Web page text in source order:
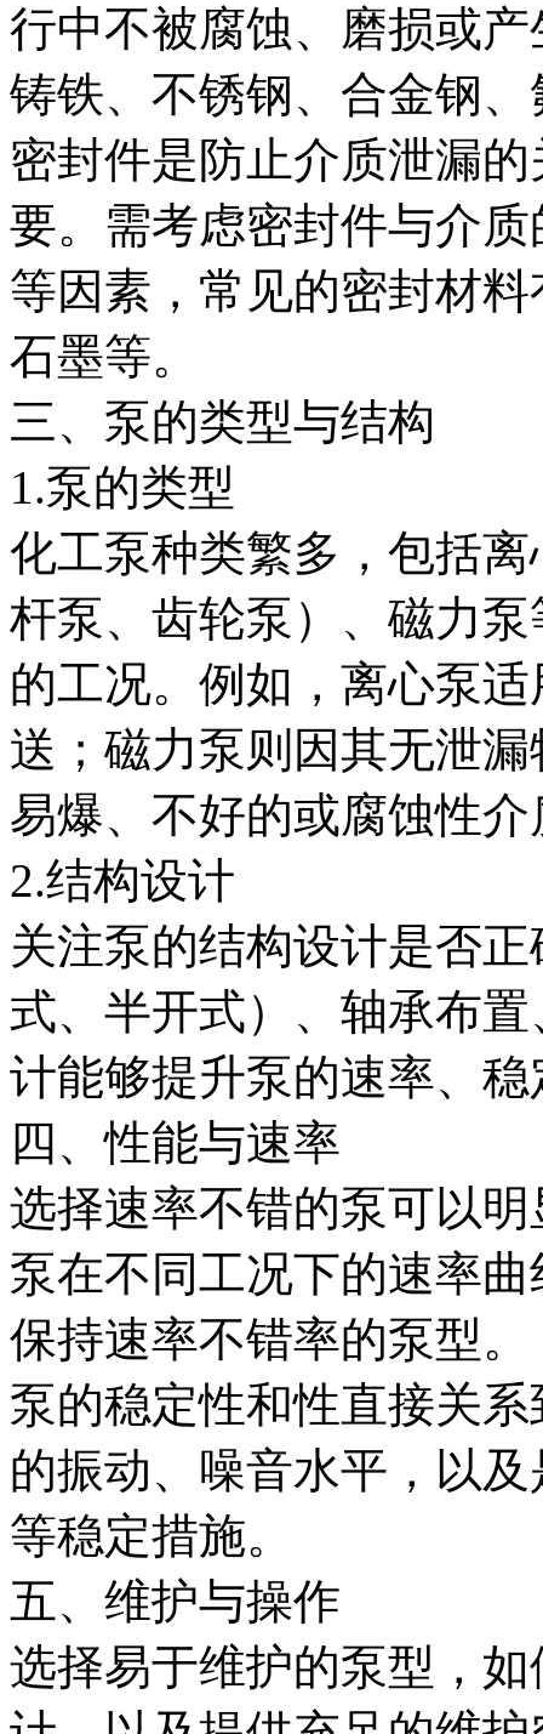
行中不被腐蚀、磨损或
铸铁、不锈钢、合金钢
密封件是防止介质泄漏
要。需考虑密封件与介
等因素，常见的密封材
石墨等。
三、泵的类型与结构
1.泵的类型
化工泵种类繁多，包括
杆泵、齿轮泵）、磁力
的工况。例如，离心泵
送；磁力泵则因其无泄
易爆、不好的或腐蚀性介
2.结构设计
关注泵的结构设计是否
式、半开式）、轴承布
计能够提升泵的速率、
四、性能与速率
选择速率不错的泵可以
泵在不同工况下的速率
保持速率不错率的泵型。
泵的稳定性和性直接关
的振动、噪音水平，以
等稳定措施。
五、维护与操作
选择易于维护的泵型，